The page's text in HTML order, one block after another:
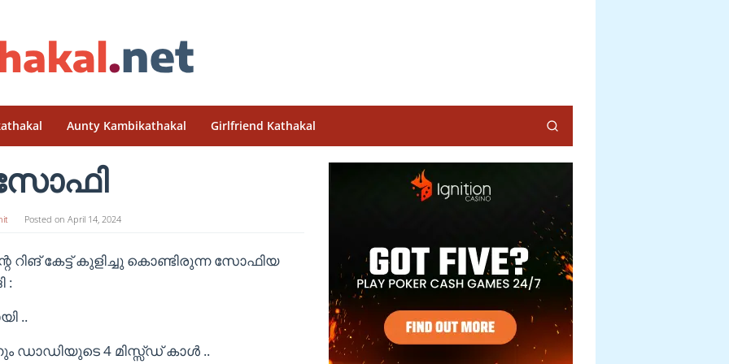
Aunty Kambikathakal Girlfriend Kathakal
Posted on April 14, 2024
കേട്ട് കുളിച്ചു കൊണ്ടിരുന്ന സോഫിയ
:
..
ഡാഡിയുടെ 4 മിസ്സ്ഡ് കാൾ ..